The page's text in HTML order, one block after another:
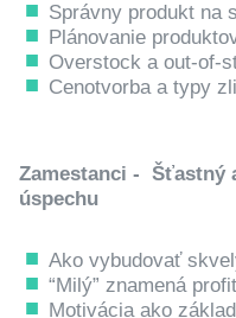
Správny produkt na
Plánovanie
Overstock a out-of-
Cenotvorba a typy
Zamestanci - Šťastný
úspechu
Ako vybudovať
“Milý” znamená profit
Motivácia ako